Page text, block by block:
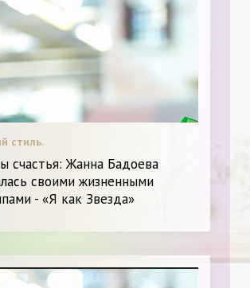
стиль.
счастья: Жанна Бадоева
своими жизненными
- «Я как Звезда»